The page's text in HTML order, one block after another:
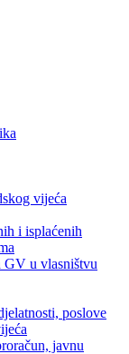
vijeća
i isplaćenih
GV u vlasništvu
poslove
javnu